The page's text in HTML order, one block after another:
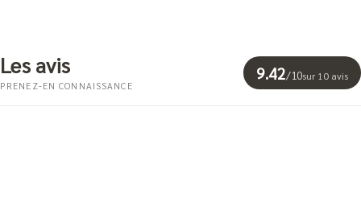
Les avis
PRENEZ-EN CONNAISSANCE
9.42/10sur 10 avis